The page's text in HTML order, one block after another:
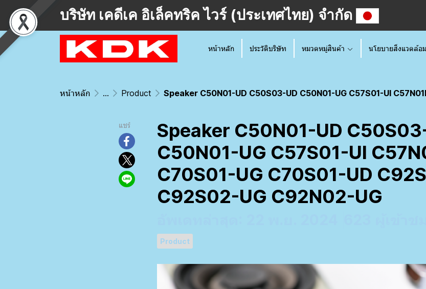
บริษัท เคดีเค อิเล็คทริค ไวร์ (ประเทศไทย) จำกัด
หน้าหลัก ประวัติบริษัท หมวดหมู่สินค้า นโยบายสิ่งแวดล้อม
หน้าหลัก ... Product Speaker C50N01-UD C50S03-UD C50N01-UG C57S01-UI C57N01M-UG
แชร์
Speaker C50N01-UD
C50N01-UG C57S01-UI
C70S01-UG C70S01-UD
C92S02-UG C92N02-UG
Product